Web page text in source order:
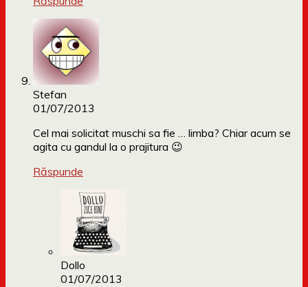
Stefan
01/07/2013
Cel mai solicitat muschi sa fie … limba? Chiar acum se
agita cu gandul la o prajitura 😉
Răspunde
Dollo
01/07/2013